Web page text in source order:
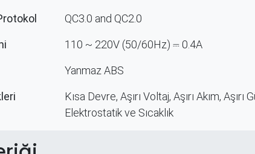
QC3.0 and QC2.0
110 ~ 220V (50/60Hz) ⎓ 0.4A
Yanmaz ABS
Kısa Devre, Aşırı Voltaj, Aşırı Akım, Aşırı
Elektrostatik ve Sıcaklık